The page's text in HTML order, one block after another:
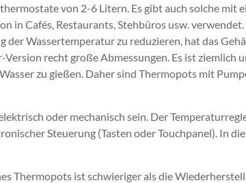
von 2-6 Litern. Es gibt auch solche mit
in Cafés, Restaurants, Stehbüros usw.
der Wassertemperatur zu reduzieren, hat das
recht große Abmessungen. Es ist ziemlich
zu gießen. Daher sind Thermopots mit
oder mechanisch sein. Der
Steuerung (Tasten oder Touchpanel). In
Thermopots ist schwieriger als die